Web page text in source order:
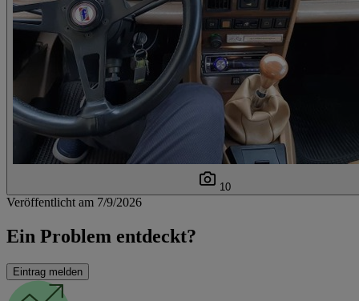
10
Veröffentlicht am 7/9/2026
Ein Problem entdeckt?
Eintrag melden